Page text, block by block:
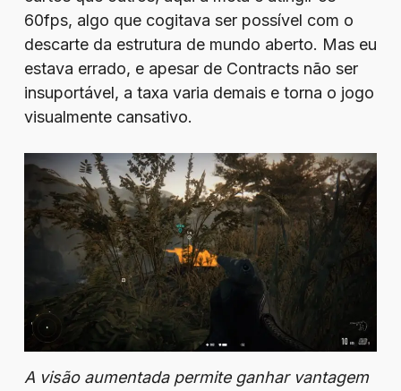
60fps, algo que cogitava ser possível com o
descarte da estrutura de mundo aberto. Mas eu
estava errado, e apesar de Contracts não ser
insuportável, a taxa varia demais e torna o jogo
visualmente cansativo.
A visão aumentada permite ganhar vantagem